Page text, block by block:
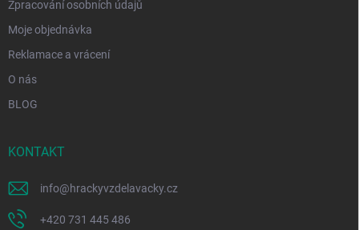
Zpracování osobních údajů
Moje objednávka
Reklamace a vrácení
O nás
BLOG
KONTAKT
info@hrackyvzdelavacky.cz
+420 731 445 486